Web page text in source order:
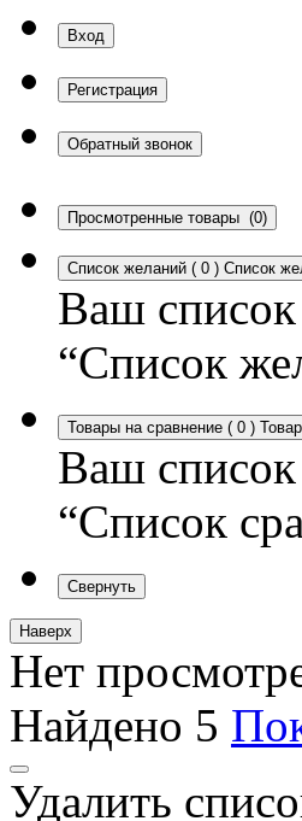
Вход
Регистрация
Обратный звонок
Просмотренные товары (0)
Список желаний ( 0 ) Список
Ваш список
“Список
Товары на сравнение ( 0 )
Ваш список
“Список
Свернуть
Наверх
Нет
Найдено 5
Удалить